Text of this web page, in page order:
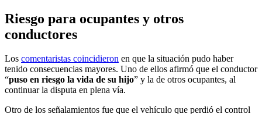
Riesgo para ocupantes y otros
conductores
Los comentaristas coincidieron en que la situación pudo haber
tenido consecuencias mayores. Uno de ellos afirmó que el conductor
“puso en riesgo la vida de su hijo” y la de otros ocupantes, al
continuar la disputa en plena vía.
Otro de los señalamientos fue que el vehículo que perdió el control